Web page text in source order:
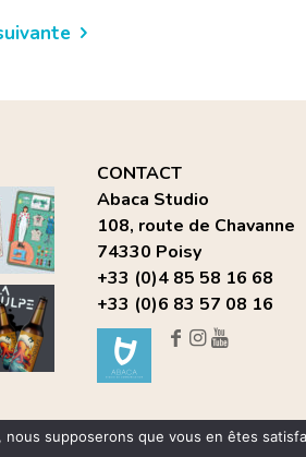
CONTACT
Abaca Studio
108, route de Chavanne
74330 Poisy
+33 (0)4 85 58 16 68
+33 (0)6 83 57 08 16
pour la protection des données
supposerons que vous en êtes